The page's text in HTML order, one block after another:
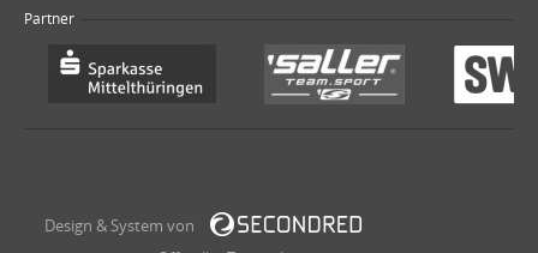
Partner
Design & System von